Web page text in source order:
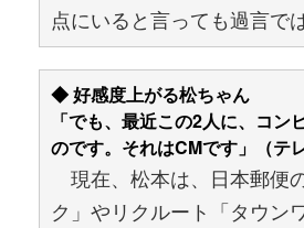
点にいると言っても過言で
◆ 好感度上がる松ちゃん
「でも、最近この2人に、コン
のです。それはCMです」（テ
現在、松本は、日本郵便
ク」やリクルート「タウン